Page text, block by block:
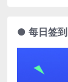
● 每日签到